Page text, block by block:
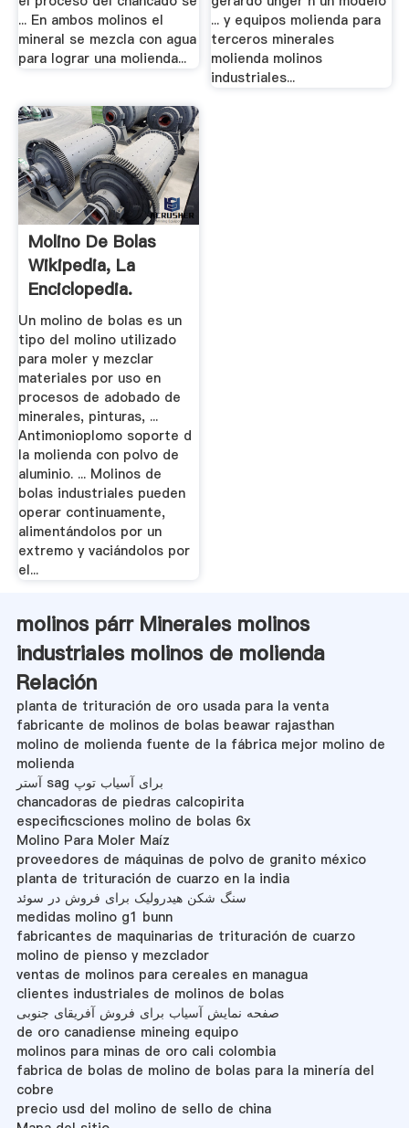
... En ambos molinos el
mineral se mezcla con agua
para lograr una molienda...
... y equipos molienda para
terceros minerales
molienda molinos
industriales...
Molino De Bolas
Wikipedia, La
Enciclopedia.
Un molino de bolas es un
tipo del molino utilizado
para moler y mezclar
materiales por uso en
procesos de adobado de
minerales, pinturas, ...
Antimonioplomo soporte d
la molienda con polvo de
aluminio. ... Molinos de
bolas industriales pueden
operar continuamente,
alimentándolos por un
extremo y vaciándolos por
el...
molinos párr Minerales molinos
industriales molinos de molienda
Relación
planta de trituración de oro usada para la venta
fabricante de molinos de bolas beawar rajasthan
molino de molienda fuente de la fábrica mejor molino de
molienda
آستر sag برای آسیاب توپ
chancadoras de piedras calcopirita
especificsciones molino de bolas 6x
Molino Para Moler Maíz
proveedores de máquinas de polvo de granito méxico
planta de trituración de cuarzo en la india
سنگ شکن هیدرولیک برای فروش در سوئد
medidas molino g1 bunn
fabricantes de maquinarias de trituración de cuarzo
molino de pienso y mezclador
ventas de molinos para cereales en managua
clientes industriales de molinos de bolas
صفحه نمایش آسیاب برای فروش آفریقای جنوبی
de oro canadiense mineing equipo
molinos para minas de oro cali colombia
fabrica de bolas de molino de bolas para la minería del
cobre
precio usd del molino de sello de china